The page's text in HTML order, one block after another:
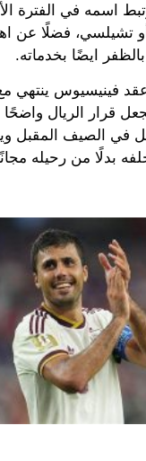
اسمه في الفترة
أو تشيلسي، فضلًا عن
ايضًا بخدماته.
عقد فينيسيوس ينتهي
مما يجعل قرار الريال
في الصيف المقبل
بدلًا من رحيله